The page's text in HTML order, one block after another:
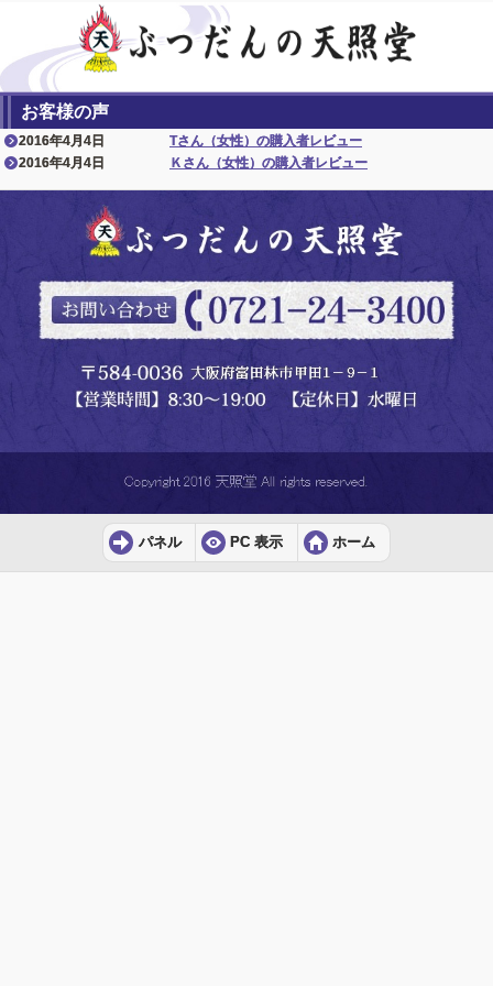
お客様の声
2016年4月4日
Tさん（女性）の購入者レビュー
2016年4月4日
Ｋさん（女性）の購入者レビュー
パネル PC 表示 ホーム